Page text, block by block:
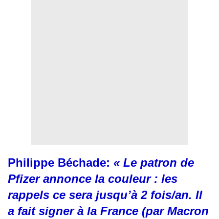
Philippe Béchade: « Le patron de
Pfizer annonce la couleur : les
rappels ce sera jusqu’à 2 fois/an. Il
a fait signer à la France (par Macron